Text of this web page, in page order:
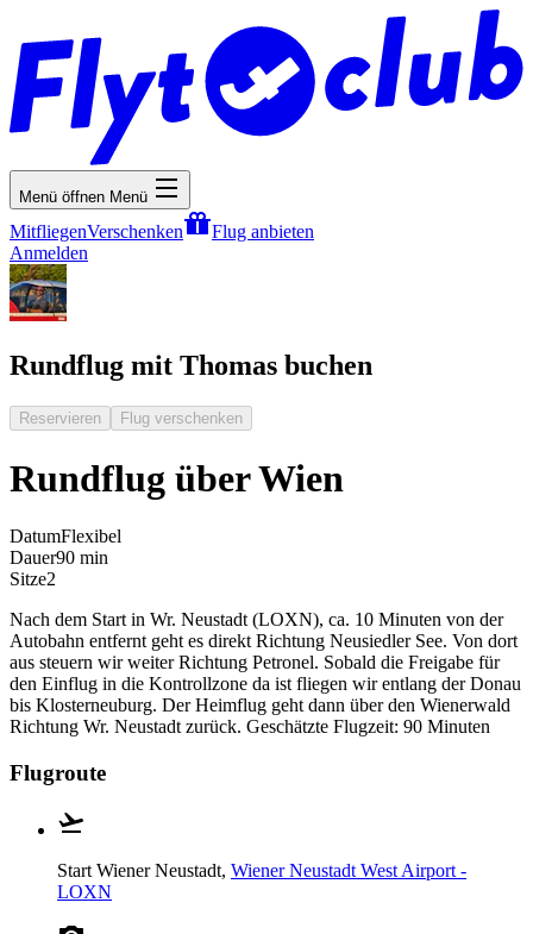
Menü öffnen Menü
MitfliegenVerschenken
Flug anbieten
Anmelden
Rundflug mit Thomas buchen
Reservieren Flug verschenken
Rundflug über Wien
DatumFlexibel
Dauer90 min
Sitze2
Nach dem Start in Wr. Neustadt (LOXN), ca. 10 Minuten von der
Autobahn entfernt geht es direkt Richtung Neusiedler See. Von dort
aus steuern wir weiter Richtung Petronel. Sobald die Freigabe für
den Einflug in die Kontrollzone da ist fliegen wir entlang der Donau
bis Klosterneuburg. Der Heimflug geht dann über den Wienerwald
Richtung Wr. Neustadt zurück. Geschätzte Flugzeit: 90 Minuten
Flugroute
Start Wiener Neustadt, Wiener Neustadt West Airport -
LOXN